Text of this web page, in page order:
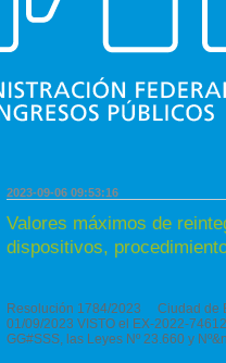
ARGENTINA
2023-09-06 09:53:16
Valores máximos de
dispositivos,
Resolución 1784/2023 Ciudad de
01/09/2023 VISTO el EX-2022-
GG#SSS, las Leyes Nº 23.660 y